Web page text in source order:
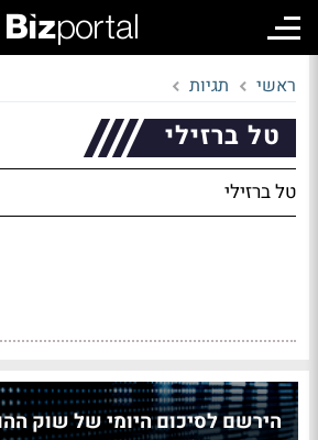
ראשי תגיות
טל ברזילי
טל ברזילי
הירשם לסיכום היומי של שוק